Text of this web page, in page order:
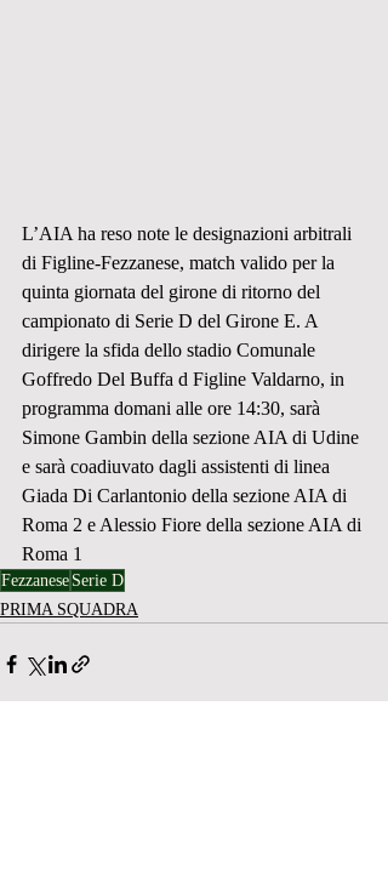
L’AIA ha reso note le designazioni arbitrali
di Figline-Fezzanese, match valido per la
quinta giornata del girone di ritorno del
campionato di Serie D del Girone E. A
dirigere la sfida dello stadio Comunale
Goffredo Del Buffa d Figline Valdarno, in
programma domani alle ore 14:30, sarà
Simone Gambin della sezione AIA di Udine
e sarà coadiuvato dagli assistenti di linea
Giada Di Carlantonio della sezione AIA di
Roma 2 e Alessio Fiore della sezione AIA di
Roma 1
Fezzanese Serie D
PRIMA SQUADRA